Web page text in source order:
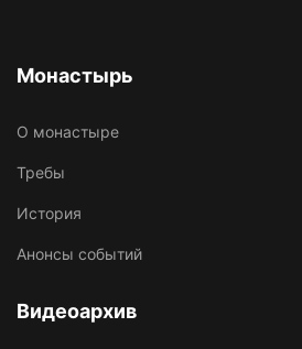
Монастырь
О монастыре
Требы
История
Анонсы событий
Видеоархив